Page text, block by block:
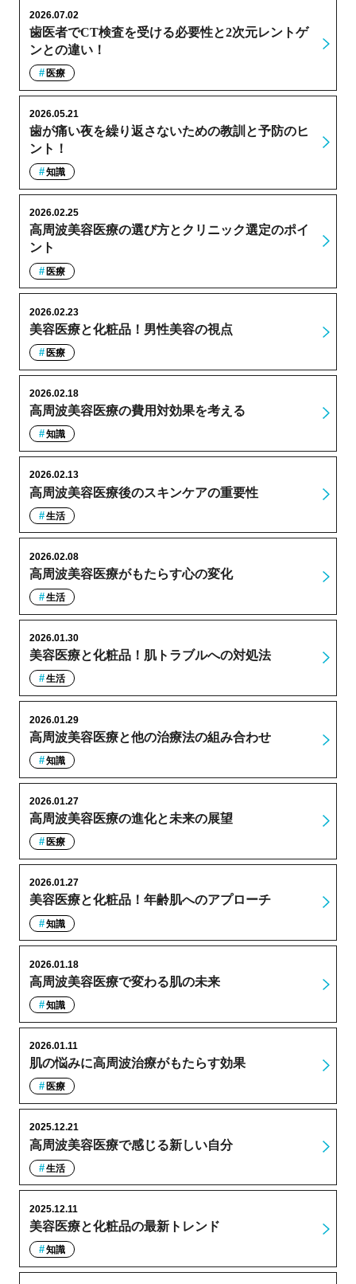
歯医者でCT検査を受ける必要性と2次元レントゲ
ンとの違い！
2026.07.02
医療
歯が痛い夜を繰り返さないための教訓と予防のヒ
ント！
2026.05.21
知識
高周波美容医療の選び方とクリニック選定のポイ
ント
2026.02.25
医療
美容医療と化粧品！男性美容の視点
2026.02.23
医療
高周波美容医療の費用対効果を考える
2026.02.18
知識
高周波美容医療後のスキンケアの重要性
2026.02.13
生活
高周波美容医療がもたらす心の変化
2026.02.08
生活
美容医療と化粧品！肌トラブルへの対処法
2026.01.30
生活
高周波美容医療と他の治療法の組み合わせ
2026.01.29
知識
高周波美容医療の進化と未来の展望
2026.01.27
医療
美容医療と化粧品！年齢肌へのアプローチ
2026.01.27
知識
高周波美容医療で変わる肌の未来
2026.01.18
知識
肌の悩みに高周波治療がもたらす効果
2026.01.11
医療
高周波美容医療で感じる新しい自分
2025.12.21
生活
美容医療と化粧品の最新トレンド
2025.12.11
知識